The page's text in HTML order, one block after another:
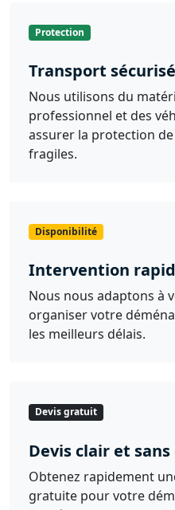
Protection
Transport
Nous utilisons du
professionnel et des
assurer la protection
fragiles.
Disponibilité
Intervention
Nous nous adaptons à
organiser votre
les meilleurs délais.
Devis gratuit
Devis clair et
Obtenez rapidement
gratuite pour votre